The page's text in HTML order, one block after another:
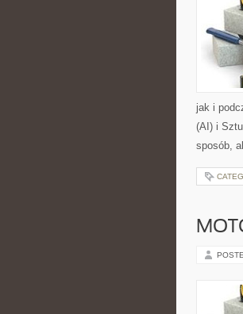
jak i
(AI) i
sposób,